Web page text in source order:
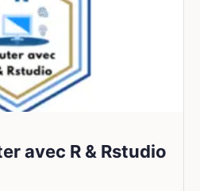
avec R & Rstudio